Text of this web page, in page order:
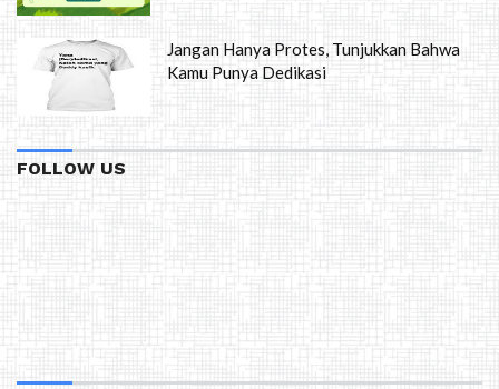
Jangan Hanya Protes, Tunjukkan Bahwa
Kamu Punya Dedikasi
FOLLOW US